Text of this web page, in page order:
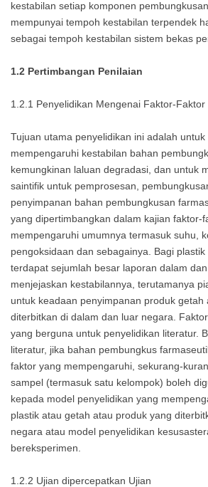
kestabilan setiap komponen
mempunyai tempoh kestabilan terpendek
sebagai tempoh kestabilan sistem bekas
1.2 Pertimbangan Penilaian
1.2.1 Penyelidikan Mengenai Faktor-
Tujuan utama penyelidikan ini adalah
mempengaruhi kestabilan bahan
kemungkinan laluan degradasi, dan untuk
saintifik untuk pemprosesan,
penyimpanan bahan pembungkusan
yang dipertimbangkan dalam kajian faktor-
mempengaruhi umumnya termasuk suhu,
pengoksidaan dan sebagainya. Bagi plastik
terdapat sejumlah besar laporan dalam
menjejaskan kestabilannya, terutamanya
untuk keadaan penyimpanan produk getah
diterbitkan di dalam dan luar negara.
yang berguna untuk penyelidikan literatur.
literatur, jika bahan pembungkus
faktor yang mempengaruhi, sekurang-
sampel (termasuk satu kelompok) boleh
kepada model penyelidikan yang
plastik atau getah atau produk yang
negara atau model penyelidikan
bereksperimen.
1.2.2 Ujian dipercepatkan Ujian